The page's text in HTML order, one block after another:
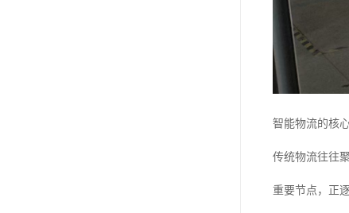
智能物流的核
传统物流往往
重要节点，正